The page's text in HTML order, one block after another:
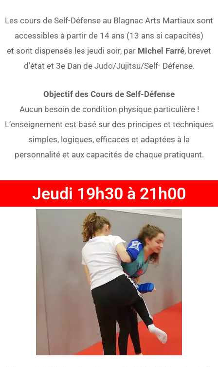
Les cours de Self-Défense au Blagnac Arts Martiaux sont
accessibles à partir de 14 ans (13 ans si capacités)
et sont dispensés les jeudi soir, par Michel Farré, brevet
d’état et 3e Dan de Judo/Jujitsu/Self- Défense.
Objectif des Cours de Self-Défense
Aucun besoin de condition physique particulière !
L’enseignement est basé sur des principes et techniques
simples, logiques, efficaces et adaptées à la
personnalité et aux capacités de chaque pratiquant.
Jeudi 19h30 à 21h00